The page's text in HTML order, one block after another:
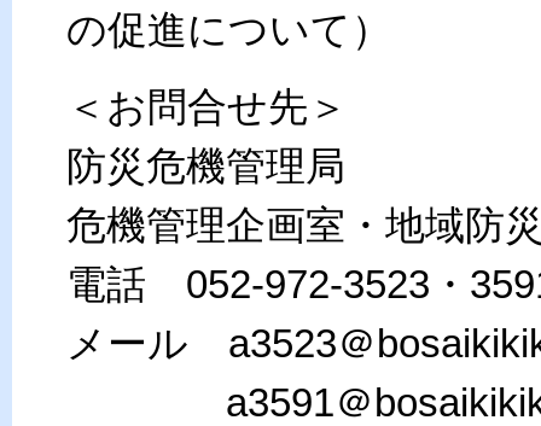
の促進について）
＜お問合せ先＞
防災危機管理局
危機管理企画室・地域防
電話 052-972-3523・
メール a3523＠
a3591＠